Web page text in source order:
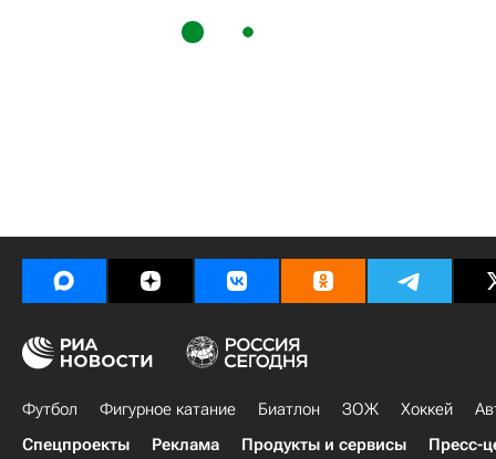
Футбол Фигурное катание Биатлон ЗОЖ Хоккей
Спецпроекты
Реклама Продукты и сервисы Пресс-